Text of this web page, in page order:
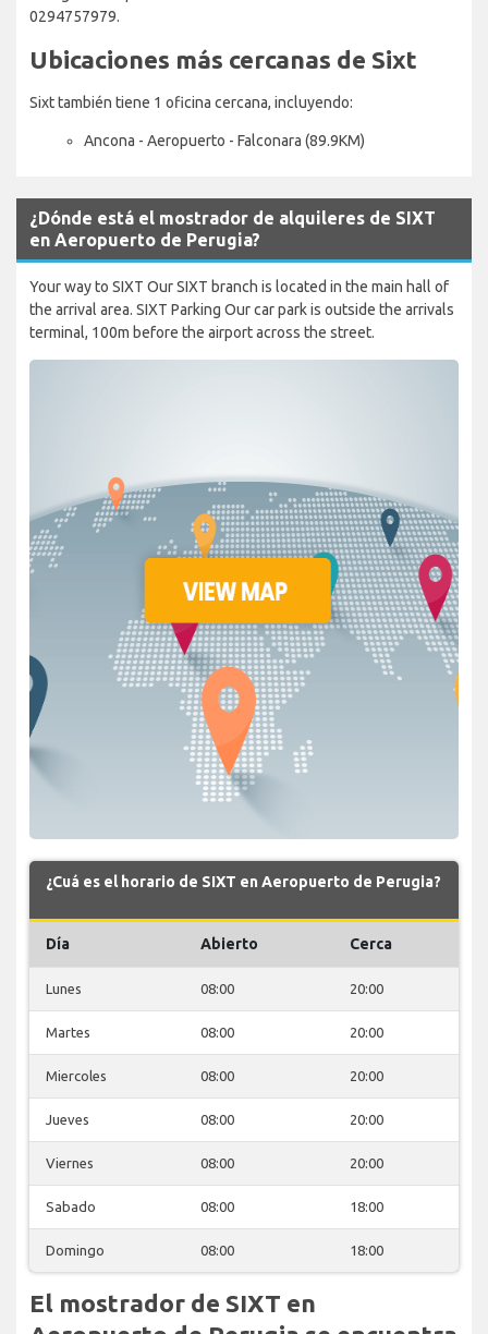
0294757979.
Ubicaciones más cercanas de Sixt
Sixt también tiene 1 oficina cercana, incluyendo:
Ancona - Aeropuerto - Falconara (89.9KM)
¿Dónde está el mostrador de alquileres de SIXT
en Aeropuerto de Perugia?
Your way to SIXT Our SIXT branch is located in the main hall of
the arrival area. SIXT Parking Our car park is outside the arrivals
terminal, 100m before the airport across the street.
¿Cuá es el horario de SIXT en Aeropuerto de Perugia?
Día Abierto Cerca
Lunes 08:00 20:00
Martes 08:00 20:00
Miercoles 08:00 20:00
Jueves 08:00 20:00
Viernes 08:00 20:00
Sabado 08:00 18:00
Domingo 08:00 18:00
El mostrador de SIXT en